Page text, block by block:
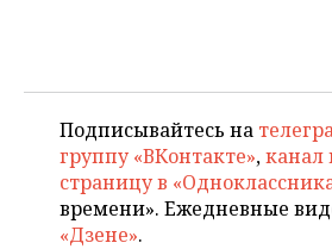
Подписывайтесь на
группу «ВКонтакте»,канал
страницу в
времени». Ежедневные
«Дзене».